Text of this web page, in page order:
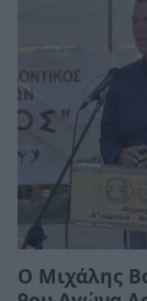
Ο Μιχάλης